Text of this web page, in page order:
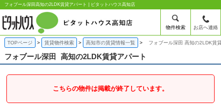
フォブール深田高知の2LDK賃貸アパート | ピタットハウス高知店
物件検索 お店へ連絡
TOPページ 賃貸物件検索 高知市の賃貸情報一覧 フォブール深田 高知の2LDK賃
フォブール深田 高知の2LDK賃貸アパート
こちらの物件は掲載が終了しています。